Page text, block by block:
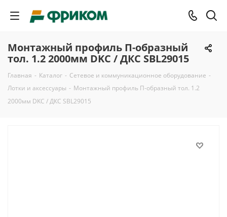
Монтажный профиль П-образный
тол. 1.2 2000мм DKC / ДКС SBL29015
Главная - Каталог - Сетевое и коммуникационное оборудование -
Лотки и аксессуары - Монтажный профиль П-образный тол. 1.2
2000мм DKC / ДКС SBL29015